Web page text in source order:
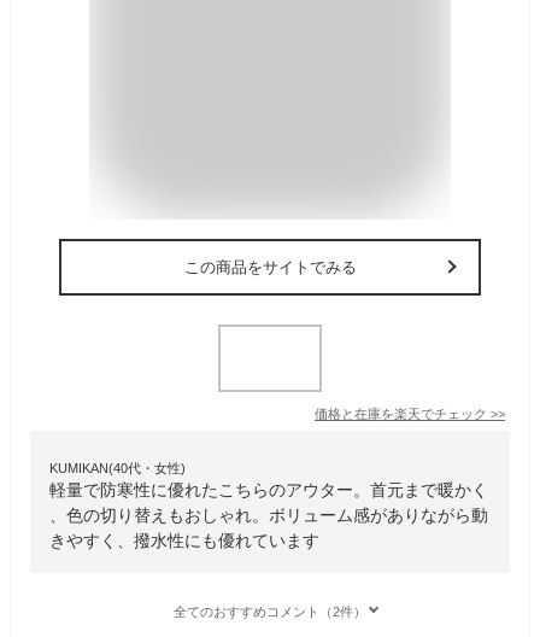
この商品をサイトでみる
価格と在庫を楽天でチェック >>
KUMIKAN(40代・女性)
軽量で防寒性に優れたこちらのアウター。首元まで暖かく
、色の切り替えもおしゃれ。ボリューム感がありながら動
きやすく、撥水性にも優れています
全てのおすすめコメント（2件）